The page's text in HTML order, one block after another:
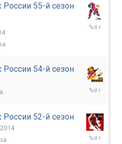
55-й сезон
23
54-й сезон
21
52-й сезон
5